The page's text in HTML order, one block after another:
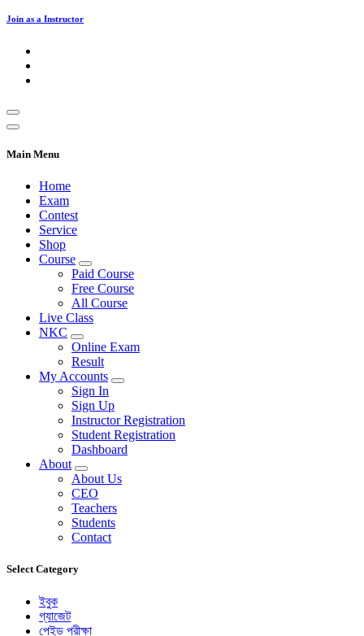
Join as a Instructor
Main Menu
Home
Exam
Contest
Service
Shop
Course
Paid Course
Free Course
All Course
Live Class
NKC
Online Exam
Result
My Accounts
Sign In
Sign Up
Instructor Registration
Student Registration
Dashboard
About
About Us
CEO
Teachers
Students
Contact
Select Category
ইবুক
গ্যাজেট
পেইড পরীক্ষা